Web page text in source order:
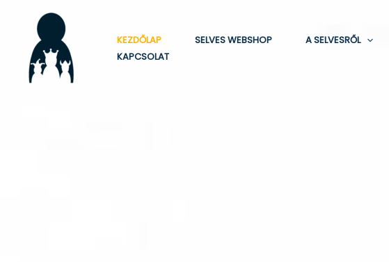
content
KEZDŐLAP SELVES WEBSHOP A SELVESRŐL
KAPCSOLAT